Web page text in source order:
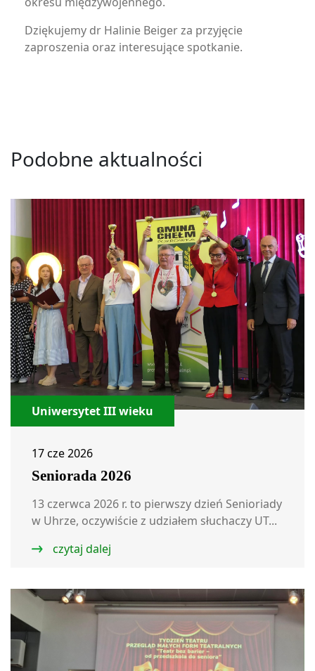
Dziękujemy dr Halinie Beiger za przyjęcie
zaproszenia oraz interesujące spotkanie.
Podobne aktualności
Uniwersytet III wieku
17 cze 2026
Seniorada 2026
13 czerwca 2026 r. to pierwszy dzień Senioriady
w Uhrze, oczywiście z udziałem słuchaczy UT...
czytaj dalej